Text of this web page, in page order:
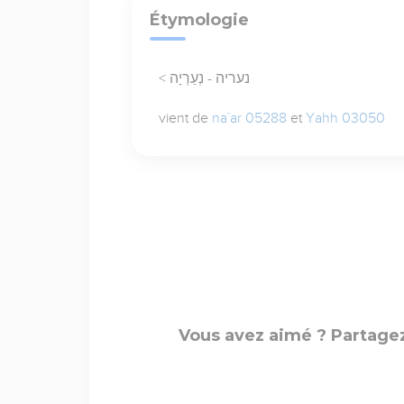
Étymologie
< נעריה - נְעַרְיָה
vient de na`ar 05288 et Yahh 03050
Vous avez aimé ?